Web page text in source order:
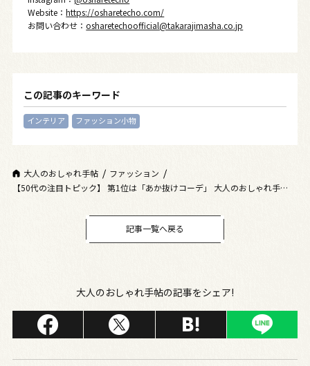
Website：https://osharetecho.com/
お問い合わせ：osharetechoofficial@takarajimasha.co.jp
この記事のキーワード
インテリア ファッション小物
大人のおしゃれ手帖
ファッション
【50代の注目トピック】 第1位は「あか抜けコーデ」 大人のおしゃれ手帖
記事一覧へ戻る
大人のおしゃれ手帖の記事をシェア!